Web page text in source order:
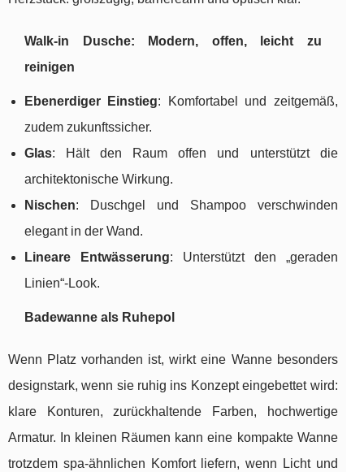
Walk-in Dusche: Modern, offen, leicht zu
reinigen
Ebenerdiger Einstieg: Komfortabel und zeitgemäß,
zudem zukunftssicher.
Glas: Hält den Raum offen und unterstützt die
architektonische Wirkung.
Nischen: Duschgel und Shampoo verschwinden
elegant in der Wand.
Lineare Entwässerung: Unterstützt den „geraden
Linien“-Look.
Badewanne als Ruhepol
Wenn Platz vorhanden ist, wirkt eine Wanne besonders
designstark, wenn sie ruhig ins Konzept eingebettet wird:
klare Konturen, zurückhaltende Farben, hochwertige
Armatur. In kleinen Räumen kann eine kompakte Wanne
trotzdem spa-ähnlichen Komfort liefern, wenn Licht und